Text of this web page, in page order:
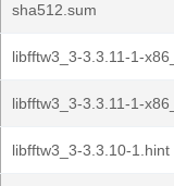
sha512.sum
libfftw3_3-3.3.11-1-
libfftw3_3-3.3.11-1-
libfftw3_3-3.3.10-1.hint